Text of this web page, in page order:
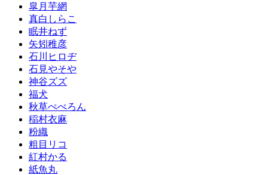
皐月芋網
真白しらこ
眠井ねず
矢矧稚彦
石川ヒロヂ
石見やそや
神谷ズズ
福犬
秋草ぺぺろん
稲村衣麻
粉織
粗目リコ
紅村かる
紙魚丸